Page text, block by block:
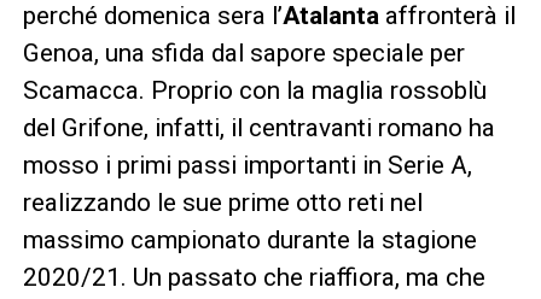
perché domenica sera l’Atalantaaffronterà il
Genoa, una sfida dal sapore speciale per
Scamacca. Proprio con la maglia rossoblù
del Grifone, infatti, il centravanti romano ha
mosso i primi passi importanti in Serie A,
realizzando le sue prime otto reti nel
massimo campionato durante la stagione
2020/21. Un passato che riaffiora, ma che